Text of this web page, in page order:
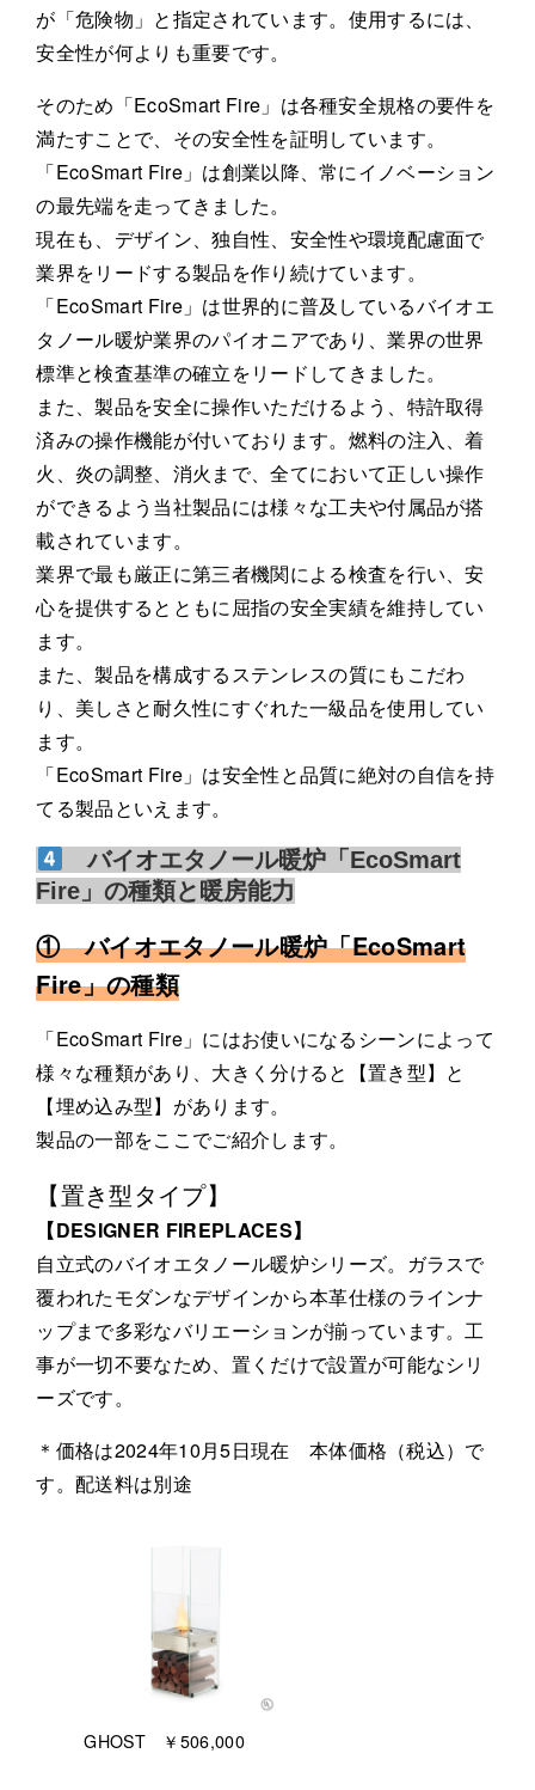
が「危険物」と指定されています。使用するには、
安全性が何よりも重要です。
そのため「EcoSmart Fire」は各種安全規格の要件を
満たすことで、その安全性を証明しています。
「EcoSmart Fire」は創業以降、常にイノベーション
の最先端を走ってきました。
現在も、デザイン、独自性、安全性や環境配慮面で
業界をリードする製品を作り続けています。
「EcoSmart Fire」は世界的に普及しているバイオエ
タノール暖炉業界のパイオニアであり、業界の世界
標準と検査基準の確立をリードしてきました。
また、製品を安全に操作いただけるよう、特許取得
済みの操作機能が付いております。燃料の注入、着
火、炎の調整、消火まで、全てにおいて正しい操作
ができるよう当社製品には様々な工夫や付属品が搭
載されています。
業界で最も厳正に第三者機関による検査を行い、安
心を提供するとともに屈指の安全実績を維持してい
ます。
また、製品を構成するステンレスの質にもこだわ
り、美しさと耐久性にすぐれた一級品を使用してい
ます。
「EcoSmart Fire」は安全性と品質に絶対の自信を持
てる製品といえます。
バイオエタノール暖炉「EcoSmart
Fire」の種類と暖房能力
① バイオエタノール暖炉「EcoSmart
Fire」の種類
「EcoSmart Fire」にはお使いになるシーンによって
様々な種類があり、大きく分けると【置き型】と
【埋め込み型】があります。
製品の一部をここでご紹介します。
【置き型タイプ】
【DESIGNER FIREPLACES】
自立式のバイオエタノール暖炉シリーズ。ガラスで
覆われたモダンなデザインから本革仕様のラインナ
ップまで多彩なバリエーションが揃っています。工
事が一切不要なため、置くだけで設置が可能なシリ
ーズです。
＊価格は2024年10月5日現在 本体価格（税込）で
す。配送料は別途
GHOST ￥506,000